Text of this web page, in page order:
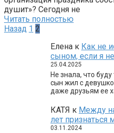
душит»? Сегодня не
Читать полностью
Пагинация
Назад 1 2
Елена к Как не
сыном, если я
25.04.2025
Не знала, что
сын жил с
даже друзьям ее
КАТЯ к Между
лет
03.11.2024